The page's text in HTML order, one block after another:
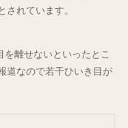
れています。
離せないといったとこ
道なので若干ひいき目が